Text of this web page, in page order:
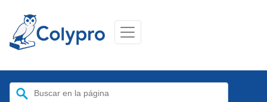
Buscar: